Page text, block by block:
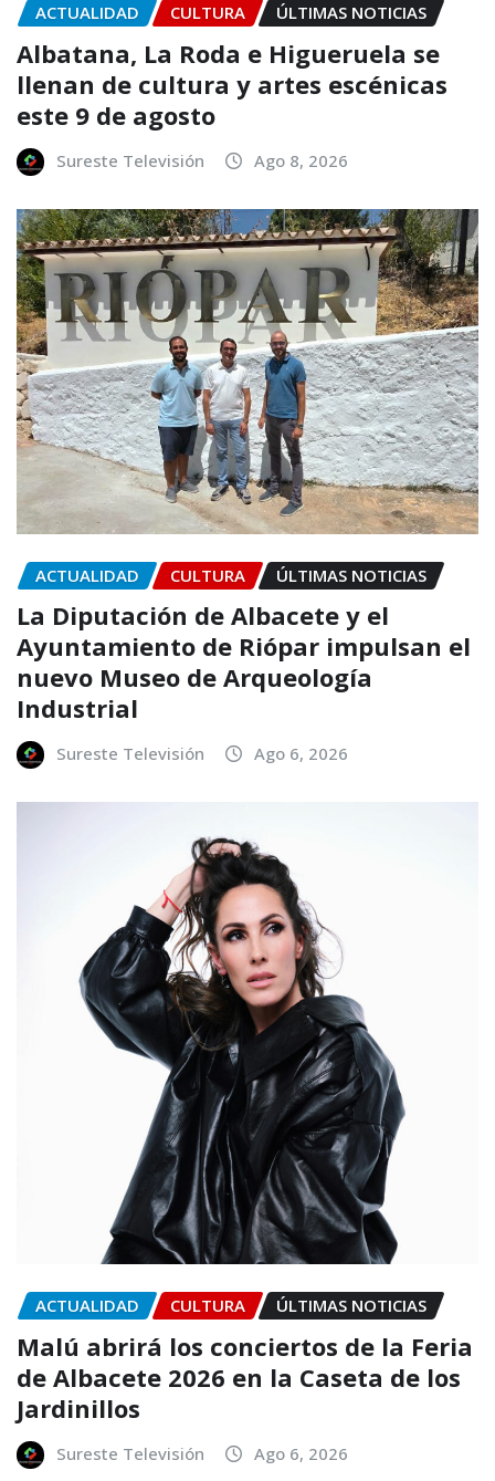
ACTUALIDAD CULTURA ÚLTIMAS NOTICIAS
Albatana, La Roda e Higueruela se
llenan de cultura y artes escénicas
este 9 de agosto
Sureste Televisión Ago 8, 2026
ACTUALIDAD CULTURA ÚLTIMAS NOTICIAS
La Diputación de Albacete y el
Ayuntamiento de Riópar impulsan el
nuevo Museo de Arqueología
Industrial
Sureste Televisión Ago 6, 2026
ACTUALIDAD CULTURA ÚLTIMAS NOTICIAS
Malú abrirá los conciertos de la Feria
de Albacete 2026 en la Caseta de los
Jardinillos
Sureste Televisión Ago 6, 2026